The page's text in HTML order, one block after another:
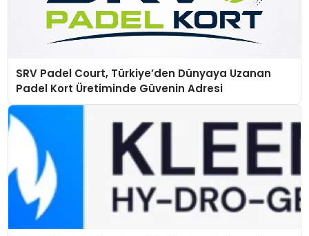
SRV Padel Court, Türkiye’den Dünyaya Uzanan
Padel Kort Üretiminde Güvenin Adresi